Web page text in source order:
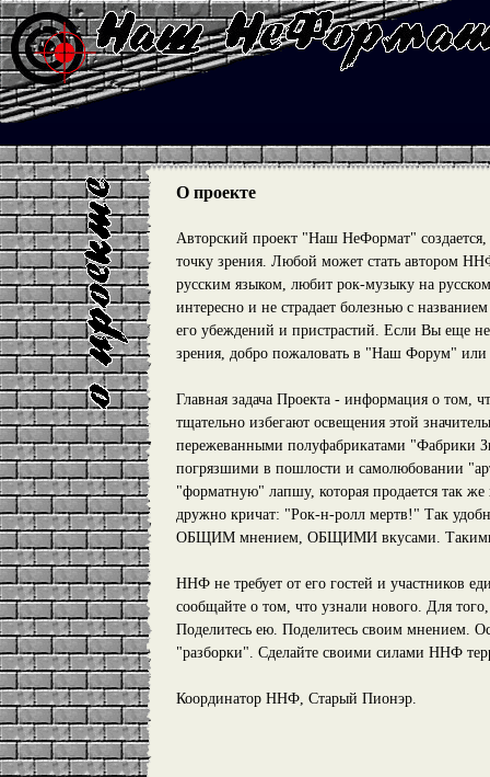
О проекте
Авторский проект "Наш НеФормат"
точку зрения. Любой может стать автором
русским языком, любит рок-музыку на
интересно и не страдает болезнью с
его убеждений и пристрастий. Если Вы еще
зрения, добро пожаловать в "Наш Форум" или
Главная задача Проекта - информация о том,
тщательно избегают освещения этой
пережеванными полуфабрикатами "Фабрики
погрязшими в пошлости и самолюбовании
"форматную" лапшу, которая продается так
дружно кричат: "Рок-н-ролл мертв!" Так
ОБЩИМ мнением, ОБЩИМИ вкусами. Такими
ННФ не требует от его гостей и участников
сообщайте о том, что узнали нового. Для
Поделитесь ею. Поделитесь своим мнением.
"разборки". Сделайте своими силами ННФ
Координатор ННФ, Старый Пионэр.